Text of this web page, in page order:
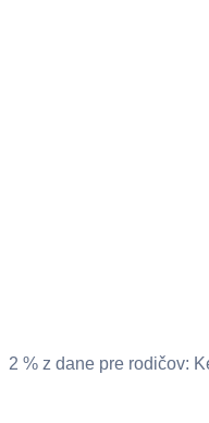
2 % z dane pre rodičov: